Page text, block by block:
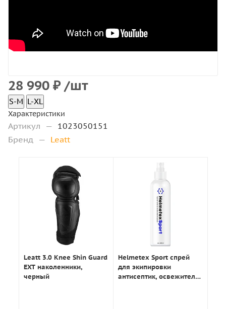
28 990 ₽ /шт
S-M L-XL
Характеристики
Артикул — 1023050151
Бренд — Leatt
Leatt 3.0 Knee Shin Guard
EXT наколенники,
черный
Helmetex Sport спрей
для экипировки
антисептик, освежитель